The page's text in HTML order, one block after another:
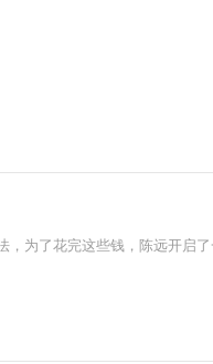
为了花完这些钱，陈远开启了